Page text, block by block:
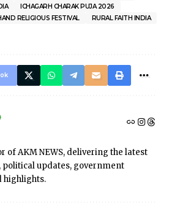
ICHAGARH CHARAK PUJA 2026
RELIGIOUS FESTIVAL
RURAL FAITH INDIA
of AKM NEWS, delivering the latest
political updates, government
highlights.